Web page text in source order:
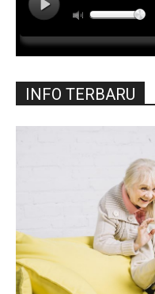
INFO TERBARU